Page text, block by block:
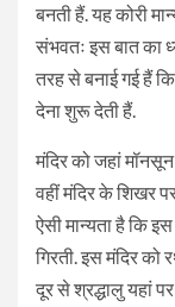
बनती हैं. यह कोरी
संभवतः इस बात का
तरह से बनाई गई हैं
देना शुरू देती हैं.
मंदिर को जहां
वहीं मंदिर के शिखर
ऐसी मान्यता है कि
गिरती. इस मंदिर को
दूर से श्रद्धालु यहां